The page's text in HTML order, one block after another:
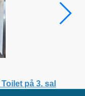
på 3. sal